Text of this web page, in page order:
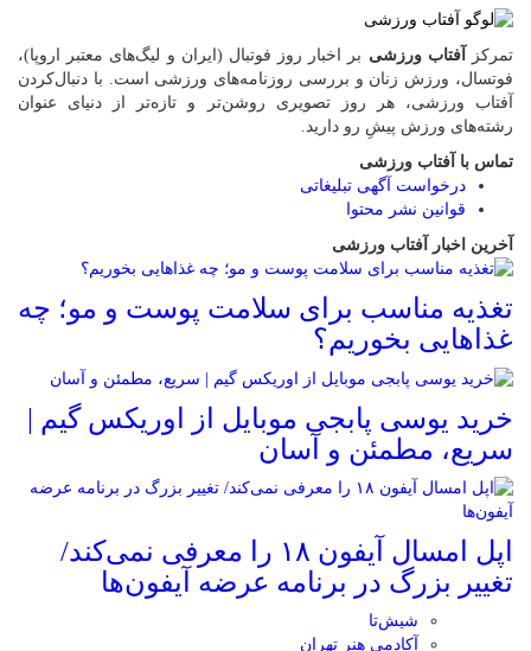
تمرکز آفتاب ورزشی بر اخبار روز فوتبال (ایران و لیگ‌های معتبر اروپا)،
فوتسال، ورزش زنان و بررسی روزنامه‌های ورزشی است. با دنبال‌کردن
آفتاب ورزشی، هر روز تصویری روشن‌تر و تازه‌تر از دنیای عنوان
رشته‌های ورزش پیشِ رو دارید.
تماس با آفتاب ورزشی
درخواست آگهی تبلیغاتی
قوانین نشر محتوا
آخرین اخبار آفتاب ورزشی
تغذیه مناسب برای سلامت پوست و مو؛ چه
غذاهایی بخوریم؟
خرید یوسی پابجی موبایل از اوریکس گیم |
سریع، مطمئن و آسان
اپل امسال آیفون ۱۸ را معرفی نمی‌کند/
تغییر بزرگ در برنامه عرضه آیفون‌ها
شیش‌تا
آکادمی هنر تهران